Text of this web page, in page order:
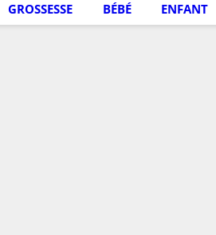
GROSSESSE BÉBÉ ENFANT